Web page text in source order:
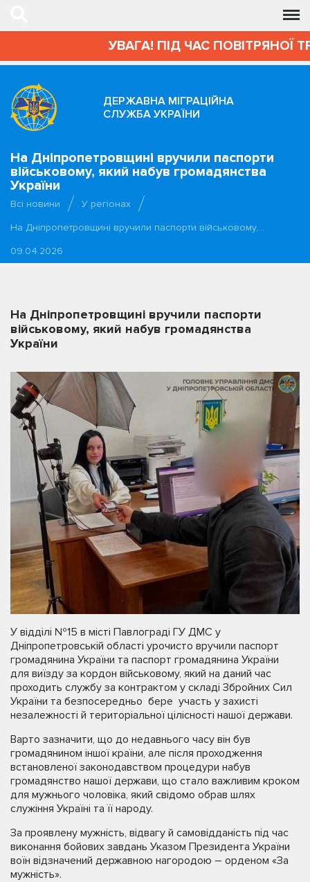
УВАГА! ПІД ЧАС ПОВІТРЯНОЇ
ДЕРЖАВНА МІГРАЦІЙНА
СЛУЖБА УКРАЇНИ
На Дніпропетровщині вручили паспорти
військовому, який набув громадянства
України
Всі новини
У регіонах
На Дніпропетровщині вручили паспорти військовому,…
09.04.2026
На Дніпропетровщині вручили паспорти
військовому, який набув громадянства
України
У відділі №15 в місті Павлограді ГУ ДМС у
Дніпропетровській області урочисто вручили паспорт
громадянина України та паспорт громадянина України
для виїзду за кордон військовому, який на даний час
проходить службу за контрактом у складі Збройних Сил
України та безпосередньо бере участь у захисті
незалежності й територіальної цілісності нашої держави.
Варто зазначити, що до недавнього часу він був
громадянином іншої країни, але після проходження
встановленої законодавством процедури набув
громадянство нашої держави, що стало важливим кроком
для мужнього чоловіка, який свідомо обрав шлях
служіння Україні та її народу.
За проявлену мужність, відвагу й самовідданість під час
виконання бойових завдань Указом Президента України
воїн відзначений державною нагородою – орденом «За
мужність».